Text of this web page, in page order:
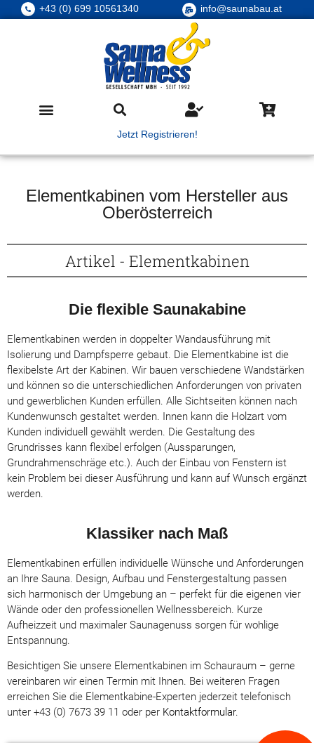
+43 (0) 699 10561340 info@saunabau.at
Jetzt Registrieren!
Elementkabinen vom Hersteller aus
Oberösterreich
Artikel - Elementkabinen
Die flexible Saunakabine
Elementkabinen werden in doppelter Wandausführung mit
Isolierung und Dampfsperre gebaut. Die Elementkabine ist die
flexibelste Art der Kabinen. Wir bauen verschiedene Wandstärken
und können so die unterschiedlichen Anforderungen von privaten
und gewerblichen Kunden erfüllen. Alle Sichtseiten können nach
Kundenwunsch gestaltet werden. Innen kann die Holzart vom
Kunden individuell gewählt werden. Die Gestaltung des
Grundrisses kann flexibel erfolgen (Aussparungen,
Grundrahmenschräge etc.). Auch der Einbau von Fenstern ist
kein Problem bei dieser Ausführung und kann auf Wunsch ergänzt
werden.
Klassiker nach Maß
Elementkabinen erfüllen individuelle Wünsche und Anforderungen
an Ihre Sauna. Design, Aufbau und Fenstergestaltung passen
sich harmonisch der Umgebung an – perfekt für die eigenen vier
Wände oder den professionellen Wellnessbereich. Kurze
Aufheizzeit und maximaler Saunagenuss sorgen für wohlige
Entspannung.
Besichtigen Sie unsere Elementkabinen im Schauraum – gerne
vereinbaren wir einen Termin mit Ihnen. Bei weiteren Fragen
erreichen Sie die Elementkabine-Experten jederzeit telefonisch
unter +43 (0) 7673 39 11 oder per Kontaktformular.